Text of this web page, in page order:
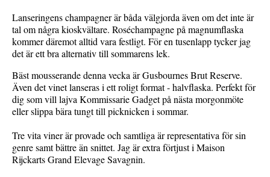
Lanseringens champagner är båda välgjorda även om det inte är
tal om några kioskvältare. Roséchampagne på magnumflaska
kommer däremot alltid vara festligt. För en tusenlapp tycker jag
det är ett bra alternativ till sommarens lek.
Bäst mousserande denna vecka är Gusbournes Brut Reserve.
Även det vinet lanseras i ett roligt format - halvflaska. Perfekt för
dig som vill lajva Kommissarie Gadget på nästa morgonmöte
eller slippa bära tungt till picknicken i sommar.
Tre vita viner är provade och samtliga är representativa för sin
genre samt bättre än snittet. Jag är extra förtjust i Maison
Rijckarts Grand Elevage Savagnin.